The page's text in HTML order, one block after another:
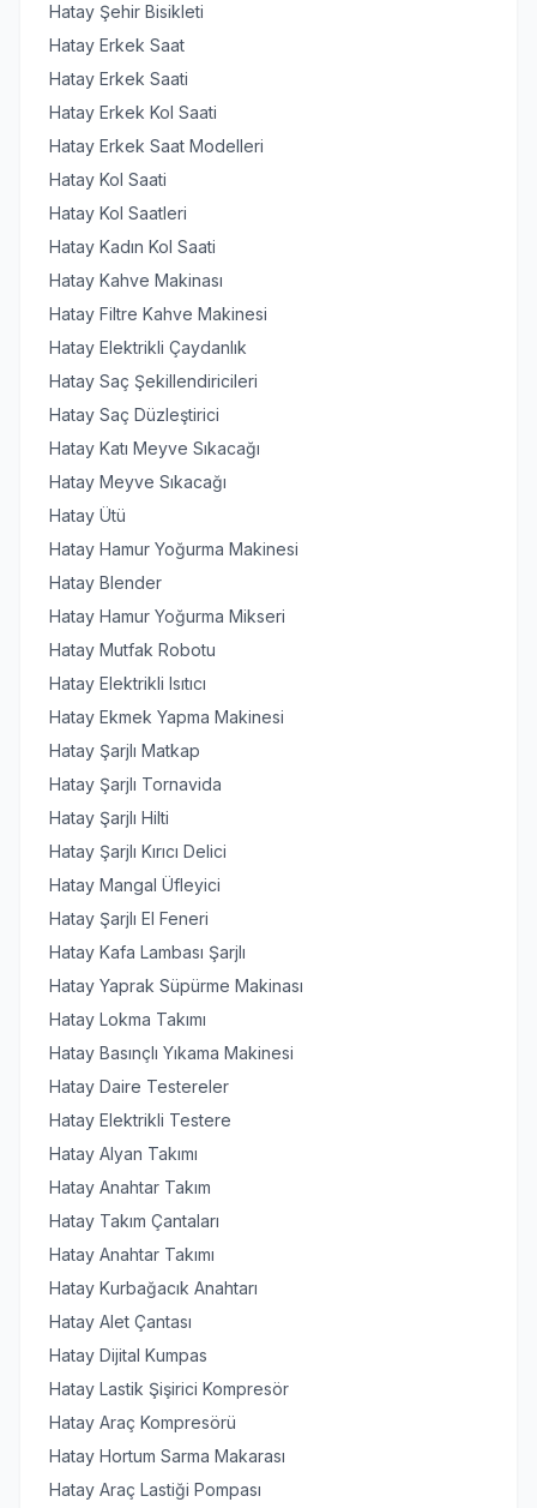
Hatay Şehir Bisikleti
Hatay Erkek Saat
Hatay Erkek Saati
Hatay Erkek Kol Saati
Hatay Erkek Saat Modelleri
Hatay Kol Saati
Hatay Kol Saatleri
Hatay Kadın Kol Saati
Hatay Kahve Makinası
Hatay Filtre Kahve Makinesi
Hatay Elektrikli Çaydanlık
Hatay Saç Şekillendiricileri
Hatay Saç Düzleştirici
Hatay Katı Meyve Sıkacağı
Hatay Meyve Sıkacağı
Hatay Ütü
Hatay Hamur Yoğurma Makinesi
Hatay Blender
Hatay Hamur Yoğurma Mikseri
Hatay Mutfak Robotu
Hatay Elektrikli Isıtıcı
Hatay Ekmek Yapma Makinesi
Hatay Şarjlı Matkap
Hatay Şarjlı Tornavida
Hatay Şarjlı Hilti
Hatay Şarjlı Kırıcı Delici
Hatay Mangal Üfleyici
Hatay Şarjlı El Feneri
Hatay Kafa Lambası Şarjlı
Hatay Yaprak Süpürme Makinası
Hatay Lokma Takımı
Hatay Basınçlı Yıkama Makinesi
Hatay Daire Testereler
Hatay Elektrikli Testere
Hatay Alyan Takımı
Hatay Anahtar Takım
Hatay Takım Çantaları
Hatay Anahtar Takımı
Hatay Kurbağacık Anahtarı
Hatay Alet Çantası
Hatay Dijital Kumpas
Hatay Lastik Şişirici Kompresör
Hatay Araç Kompresörü
Hatay Hortum Sarma Makarası
Hatay Araç Lastiği Pompası